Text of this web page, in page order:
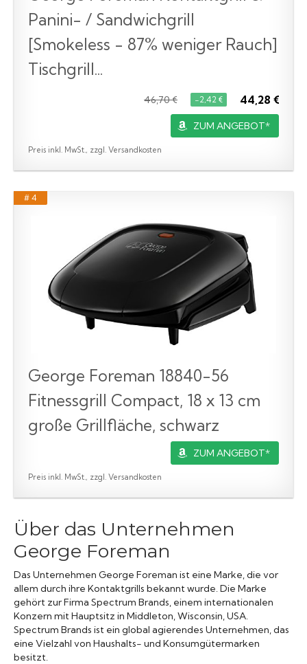
Panini- / Sandwichgrill
[Smokeless - 87% weniger Rauch]
Tischgrill...
46,70 € −2,42 € 44,28 €
ZUM ANGEBOT*
Preis inkl. MwSt., zzgl. Versandkosten
# 4
George Foreman 18840-56
Fitnessgrill Compact, 18 x 13 cm
große Grillfläche, schwarz
ZUM ANGEBOT*
Preis inkl. MwSt., zzgl. Versandkosten
Über das Unternehmen
George Foreman
Das Unternehmen George Foreman ist eine Marke, die vor
allem durch ihre Kontaktgrills bekannt wurde. Die Marke
gehört zur Firma Spectrum Brands, einem internationalen
Konzern mit Hauptsitz in Middleton, Wisconsin, USA.
Spectrum Brands ist ein global agierendes Unternehmen, das
eine Vielzahl von Haushalts- und Konsumgütermarken
besitzt.